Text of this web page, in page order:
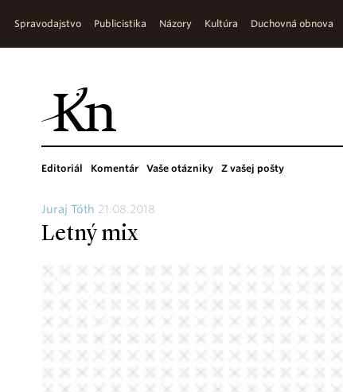
Spravodajstvo Publicistika Názory Kultúra Duchovná obnova
Editoriál Komentár Vaše otázniky Z vašej pošty
Juraj Tóth 21.08.2018
Letný mix